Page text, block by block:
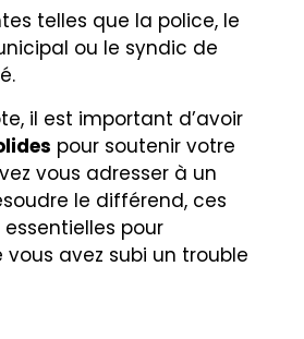
telles que la police, le
ou le syndic de
il est important d’avoir
pour soutenir votre
vous adresser à un
le différend, ces
pour
avez subi un trouble